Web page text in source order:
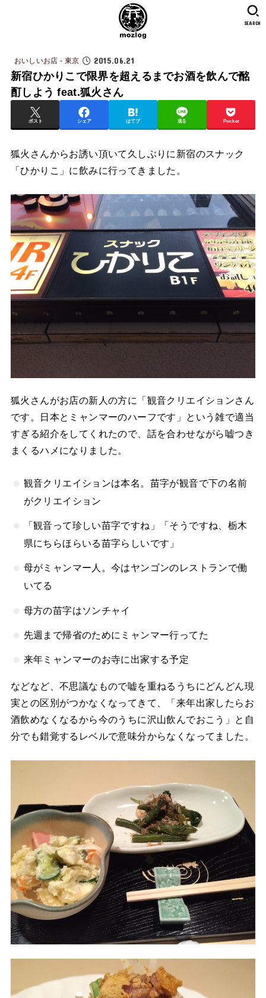
SEARCH
おいしいお店 - 東京 2015.06.21
新宿ひかりこで限界を超えるまでお酒を飲んで酩
酊しよう feat.狐火さん
ポスト シェア はてブ 送る Pocket
狐火さんからお誘い頂いて久しぶりに新宿のスナック
「ひかりこ」に飲みに行ってきました。
狐火さんがお店の新人の方に「観音クリエイションさん
です。日本とミャンマーのハーフです」という雑で適当
すぎる紹介をしてくれたので、話を合わせながら嘘つき
まくるハメになりました。
観音クリエイションは本名。苗字が観音で下の名前
がクリエイション
「観音って珍しい苗字ですね」「そうですね、栃木
県にちらほらいる苗字らしいです」
母がミャンマー人。今はヤンゴンのレストランで働
いてる
母方の苗字はソンチャイ
先週まで帰省のためにミャンマー行ってた
来年ミャンマーのお寺に出家する予定
などなど、不思議なもので嘘を重ねるうちにどんどん現
実との区別がつかなくなってきて、「来年出家したらお
酒飲めなくなるから今のうちに沢山飲んでおこう」と自
分でも錯覚するレベルで意味分からなくなってました。